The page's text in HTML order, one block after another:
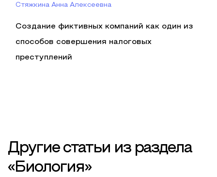
Стяжкина Анна Алексеевна
Создание фиктивных компаний как один из
способов совершения налоговых
преступлений
Другие статьи из раздела
«Биология»